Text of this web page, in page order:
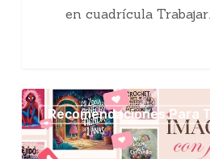
en cuadrícula Trabajar…
20
Imágenes
con
Recomendaciones Para